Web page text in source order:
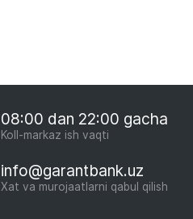
08:00 dan 22:00 gacha
Koll-markaz ish vaqti
info@garantbank.uz
Xat va murojaatlarni qabul qilish